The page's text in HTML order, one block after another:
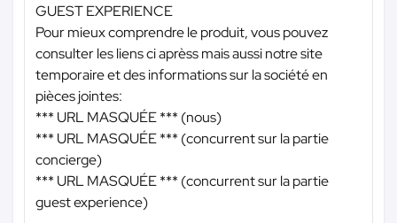
GUEST EXPERIENCE
Pour mieux comprendre le produit, vous pouvez
consulter les liens ci aprèss mais aussi notre site
temporaire et des informations sur la société en
pièces jointes:
*** URL MASQUÉE *** (nous)
*** URL MASQUÉE *** (concurrent sur la partie
concierge)
*** URL MASQUÉE *** (concurrent sur la partie
guest experience)